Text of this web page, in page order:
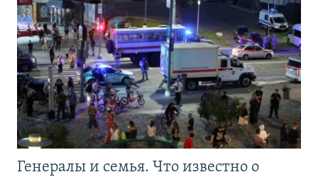
Генералы и семья. Что известно о